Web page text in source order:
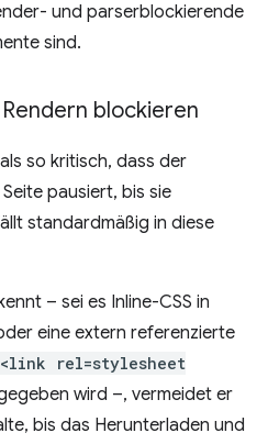
und parserblockierende
sind.
blockieren
so kritisch, dass der
pausiert, bis sie
standardmäßig in diese
– sei es Inline-CSS in
eine extern referenzierte
<link rel=stylesheet
wird –, vermeidet er
bis das Herunterladen und